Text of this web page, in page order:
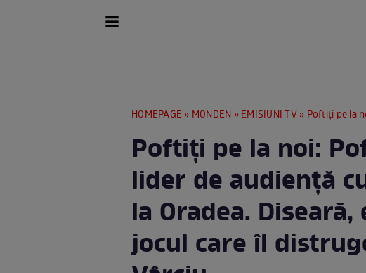
HOMEPAGE » MONDEN »EMISIUNI TV» Poftiți pe la noi: Poftiți la
Poftiți pe la noi:
lider de audiență
la Oradea.
jocul care îl